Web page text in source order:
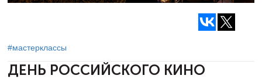
#мастерклассы
ДЕНЬ РОССИЙСКОГО КИНО